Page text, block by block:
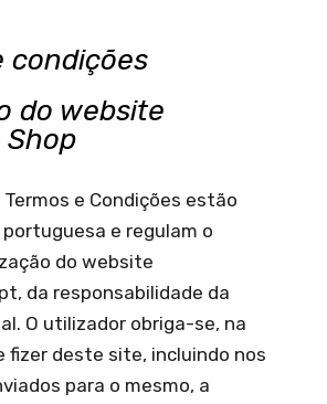
condições
do website
e Condições estão
e regulam o
do website
da responsabilidade da
O utilizador obriga-se, na
fizer deste site, incluindo nos
para o mesmo, a